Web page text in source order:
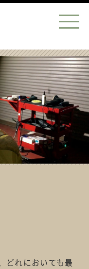
どれにおいても最